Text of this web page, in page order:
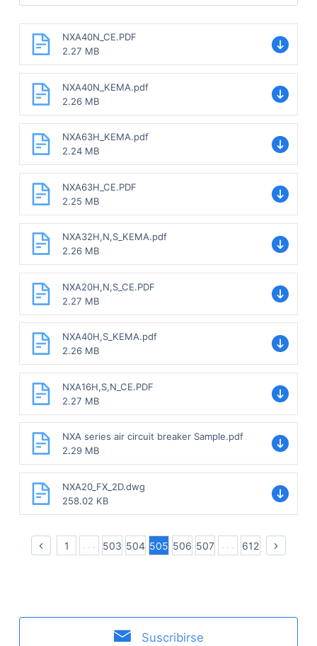
NXA40N_CE.PDF
2.27 MB
NXA40N_KEMA.pdf
2.26 MB
NXA63H_KEMA.pdf
2.24 MB
NXA63H_CE.PDF
2.25 MB
NXA32H,N,S_KEMA.pdf
2.26 MB
NXA20H,N,S_CE.PDF
2.27 MB
NXA40H,S_KEMA.pdf
2.26 MB
NXA16H,S,N_CE.PDF
2.27 MB
NXA series air circuit breaker Sample.pdf
2.29 MB
NXA20_FX_2D.dwg
258.02 KB
1 503 504 505 506 507 612
Suscribirse